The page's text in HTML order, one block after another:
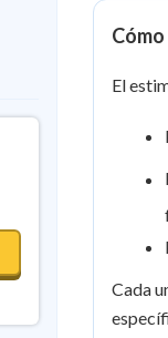
El
Cada